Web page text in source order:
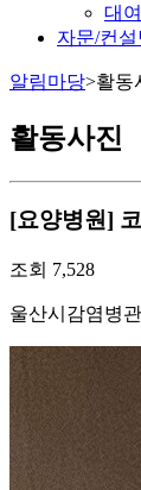
대
자문/컨
알림마당>활동
활동사진
[요양병원]
조회 7,528
울산시감염병